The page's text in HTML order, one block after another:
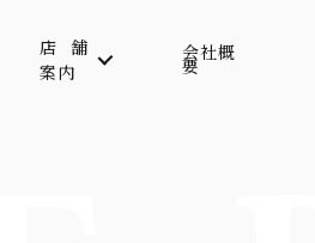
店舗
案内
会社概
要